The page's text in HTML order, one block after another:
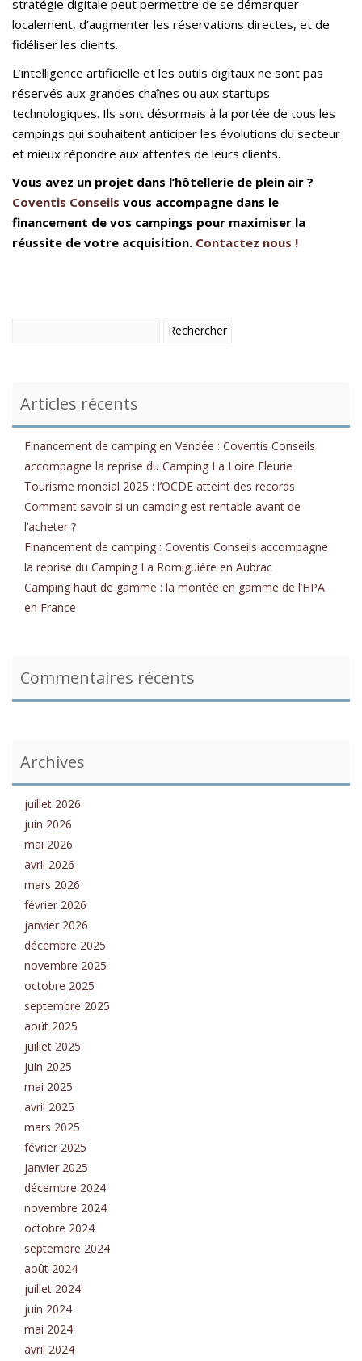
stratégie digitale peut permettre de se démarquer
localement, d’augmenter les réservations directes, et de
fidéliser les clients.
L’intelligence artificielle et les outils digitaux ne sont pas
réservés aux grandes chaînes ou aux startups
technologiques. Ils sont désormais à la portée de tous les
campings qui souhaitent anticiper les évolutions du secteur
et mieux répondre aux attentes de leurs clients.
Vous avez un projet dans l’hôtellerie de plein air ?
Coventis Conseils vous accompagne dans le
financement de vos campings pour maximiser la
réussite de votre acquisition. Contactez nous !
Articles récents
Financement de camping en Vendée : Coventis Conseils
accompagne la reprise du Camping La Loire Fleurie
Tourisme mondial 2025 : l’OCDE atteint des records
Comment savoir si un camping est rentable avant de
l’acheter ?
Financement de camping : Coventis Conseils accompagne
la reprise du Camping La Romiguière en Aubrac
Camping haut de gamme : la montée en gamme de l’HPA
en France
Commentaires récents
Archives
juillet 2026
juin 2026
mai 2026
avril 2026
mars 2026
février 2026
janvier 2026
décembre 2025
novembre 2025
octobre 2025
septembre 2025
août 2025
juillet 2025
juin 2025
mai 2025
avril 2025
mars 2025
février 2025
janvier 2025
décembre 2024
novembre 2024
octobre 2024
septembre 2024
août 2024
juillet 2024
juin 2024
mai 2024
avril 2024